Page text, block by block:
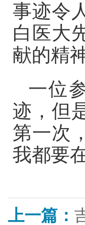
事迹令
白医大
献的精
一位
迹，但
第一次
我都要
上一篇：